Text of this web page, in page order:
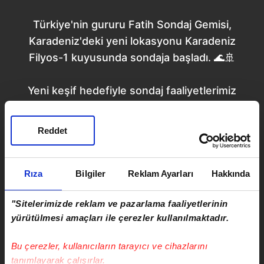
Rıza Bilgiler Reklam Ayarları Hakkında
"Sitelerimizde reklam ve pazarlama faaliyetlerinin
yürütülmesi amaçları ile çerezler kullanılmaktadır.
Bu çerezler, kullanıcıların tarayıcı ve cihazlarını
tanımlayarak çalışırlar.
Reddet
Türkiye'nin gururu Fatih Sondaj Gemisi,
Karadeniz'deki yeni lokasyonu Karadeniz
Filyos-1 kuyusunda sondaja başladı. 🌊🚢
Yeni keşif hedefiyle sondaj faaliyetlerimiz
pic.twitter.com/o91zdzjtLS
(@trpetrolleri)September 29,
2023